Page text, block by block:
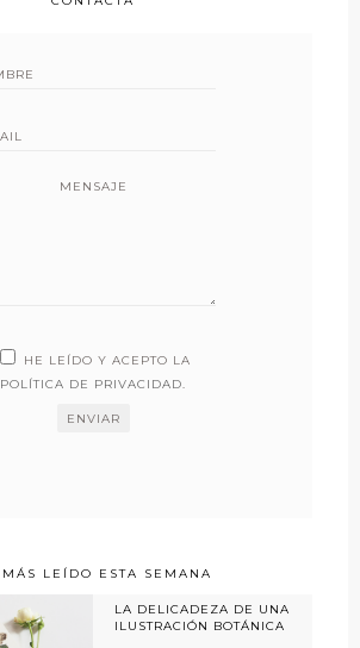
MENSAJE
HE LEÍDO Y ACEPTO LA
POLÍTICA DE PRIVACIDAD.
LEÍDO ESTA SEMANA
LA DELICADEZA DE UNA
ILUSTRACIÓN BOTÁNICA